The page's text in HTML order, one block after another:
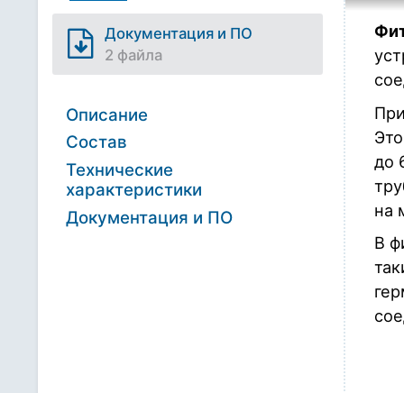
Документация и ПО
2 файла
Описание
Состав
Технические
характеристики
Документация и ПО
до
на
В